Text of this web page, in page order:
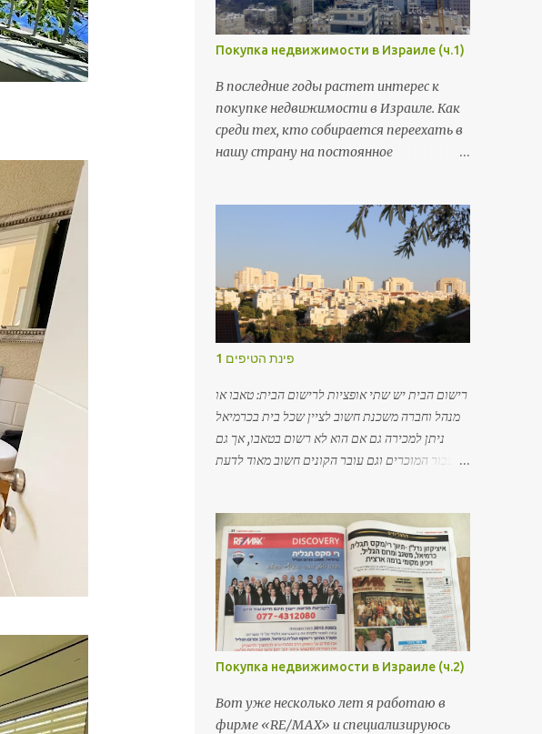
Покупка недвижимости в Израиле (ч.1)
В последние годы растет интерес к
покупке недвижимости в Израиле. Как
среди тех, кто собирается переехать в
нашу страну на постоянное
динамичный и непрерывно растущий
рынок. Для того чтобы подобрать
наиболее подходящий для вас вариант, я
рекомендую вам обратиться в
всемирно известную фирму «RE/MAX».
פינת הטיפים 1
רישום הבית יש שתי אופציות לרישום הבית: טאבו או
מנהל וחברה משכנת חשוב לציין שכל בית בכרמיאל
ניתן למכירה גם אם הוא לא רשום בטאבו, אך גם
עבור המוכרים וגם עובר הקונים חשוב מאוד לדעת
רשומים במנהל ובחברה משכנת, תהליך רישום זה
לוקח זמן והחברה המשכנת אחראית על הרישום.
משכנתאות ניתנות גם לדירות שלא רשומות עדיין
בטאבו (ההתייחסות הינה לעיר כרמיאל). מה אפשר
לדעת מנסח טאבו: *גודל נטו של הבית *הצמדות
לבית – מחסן, חניה, גינה, גג וכו' *הערות אזהרה
(במידה ויש) *מי הבעלים של הנכס – שם ות.ז.
*שיעבודים בנוסף לסכום המשכנתא המקורי או
להלוואת גישור
Покупка недвижимости в Израиле (ч.2)
Вот уже несколько лет я работаю в
фирме «RE/MAX» и специализируюсь